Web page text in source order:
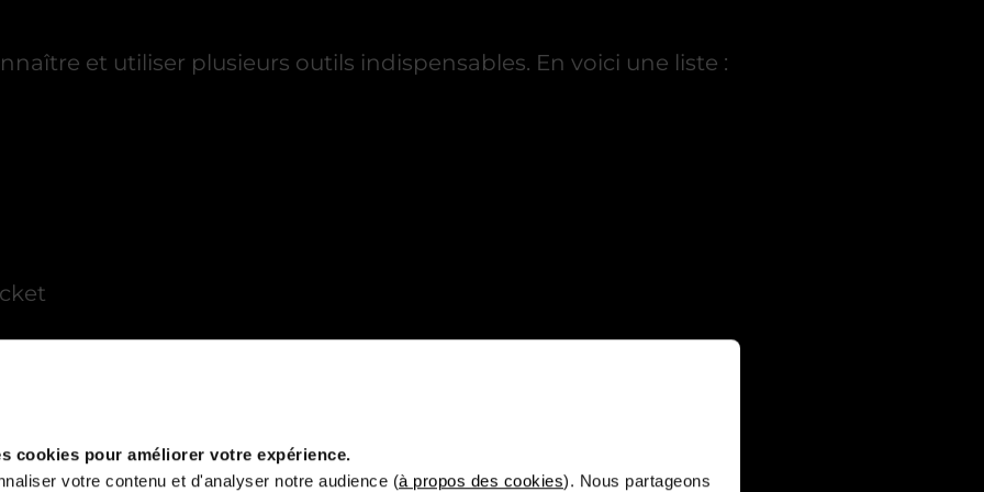
cookies pour améliorer votre expérience.
votre contenu et d'analyser notre audience (à propos des cookies). Nous partageons
et utiliser plusieurs outils indispensables. En voici une liste :
et haut niveau